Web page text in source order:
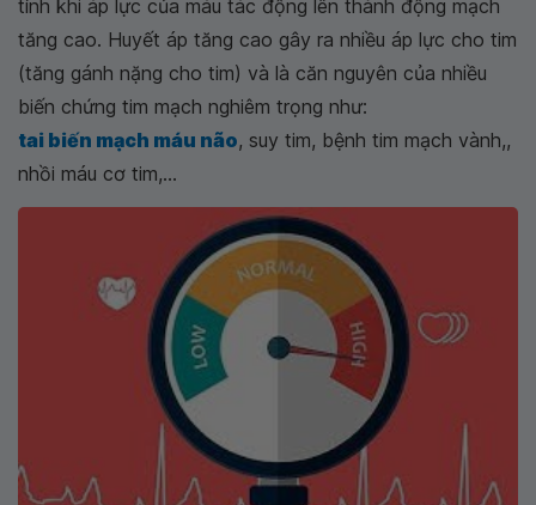
tính khi áp lực của máu tác động lên thành động mạch
tăng cao. Huyết áp tăng cao gây ra nhiều áp lực cho tim
(tăng gánh nặng cho tim) và là căn nguyên của nhiều
biến chứng tim mạch nghiêm trọng như:
tai biến mạch máu não, suy tim, bệnh tim mạch vành,,
nhồi máu cơ tim,...